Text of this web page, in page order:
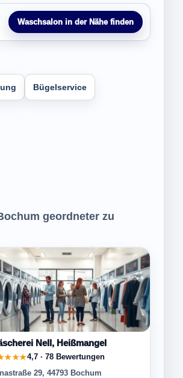
Waschsalon in der Nähe finden
Bügelservice
geordneter zu
Nell, Heißmangel
4,7 · 78 Bewertungen
29, 44793 Bochum